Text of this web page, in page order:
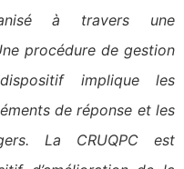
à travers une
procédure de gestion
implique les
de réponse et les
La CRUQPC est